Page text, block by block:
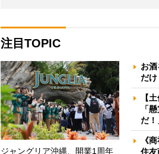
注目TOPIC
ジャングリア沖縄、開業1周年
お
だ
【
「
だ
《
住